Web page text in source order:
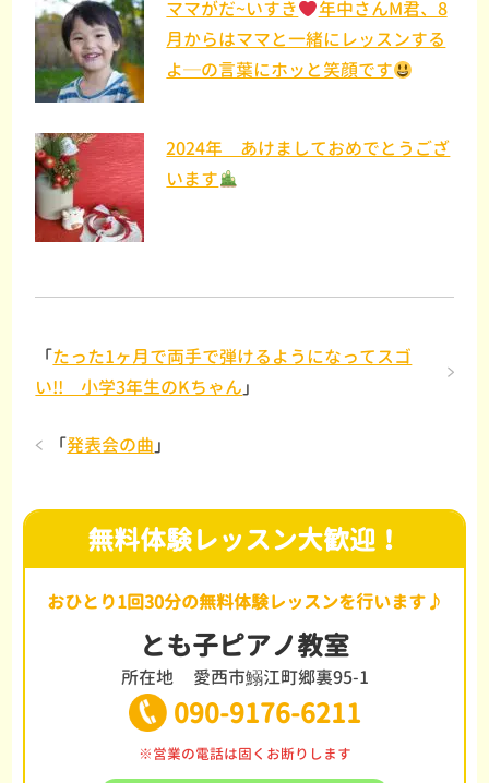
ママがだ~いすき
年中さんM君、8
月からはママと一緒にレッスンする
よ─の言葉にホッと笑顔です
2024年 あけましておめでとうござ
います
「たった1ヶ月で両手で弾けるようになってスゴ
い!! 小学3年生のKちゃん 」
「発表会の曲 」
無料体験レッスン大歓迎！
おひとり1回30分の無料体験レッスンを行います♪
とも子ピアノ教室
所在地 愛西市鰯江町郷裏95-1
090-9176-6211
※営業の電話は固くお断りします